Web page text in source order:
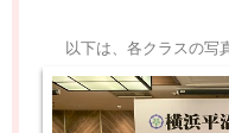
以下は、各クラスの写